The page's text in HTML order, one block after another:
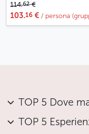
114.62€
103.16 € / persona
TOP 5 Dove
TOP 5